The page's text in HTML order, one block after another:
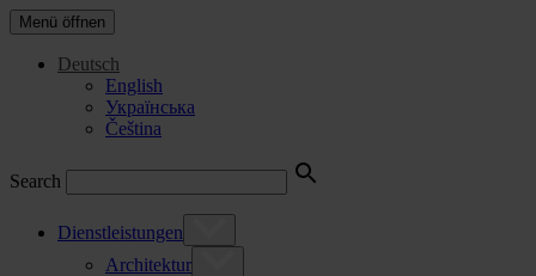
Menü öffnen
Deutsch
English
Українська
Čeština
Search
Dienstleistungen
Architektur